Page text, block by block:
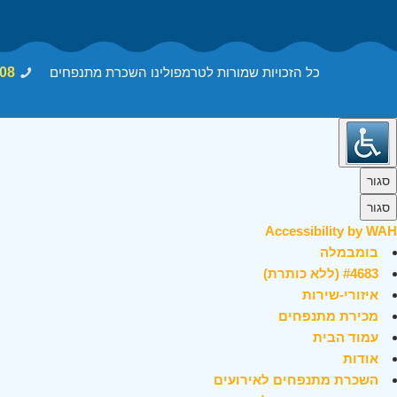
כל הזכויות שמורות לטרמפולינו השכרת מתנפחים
סגור
סגור
Accessibility by WAH
בומבמלה
#4683 (ללא כותרת)
איזורי-שירות
מכירת מתנפחים
עמוד הבית
אודות
השכרת מתנפחים לאירועים